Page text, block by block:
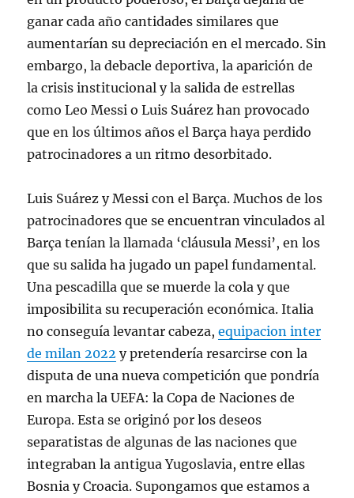
ganar cada año cantidades similares que
aumentarían su depreciación en el mercado. Sin
embargo, la debacle deportiva, la aparición de
la crisis institucional y la salida de estrellas
como Leo Messi o Luis Suárez han provocado
que en los últimos años el Barça haya perdido
patrocinadores a un ritmo desorbitado.
Luis Suárez y Messi con el Barça. Muchos de los
patrocinadores que se encuentran vinculados al
Barça tenían la llamada ‘cláusula Messi’, en los
que su salida ha jugado un papel fundamental.
Una pescadilla que se muerde la cola y que
imposibilita su recuperación económica. Italia
no conseguía levantar cabeza,equipacion inter
de milan 2022 y pretendería resarcirse con la
disputa de una nueva competición que pondría
en marcha la UEFA: la Copa de Naciones de
Europa. Esta se originó por los deseos
separatistas de algunas de las naciones que
integraban la antigua Yugoslavia, entre ellas
Bosnia y Croacia. Supongamos que estamos a